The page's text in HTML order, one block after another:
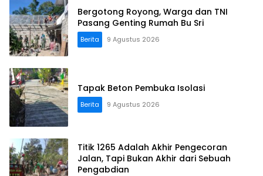
Bergotong Royong, Warga dan TNI
Pasang Genting Rumah Bu Sri
Berita 9 Agustus 2026
Tapak Beton Pembuka Isolasi
Berita 9 Agustus 2026
Titik 1265 Adalah Akhir Pengecoran
Jalan, Tapi Bukan Akhir dari Sebuah
Pengabdian